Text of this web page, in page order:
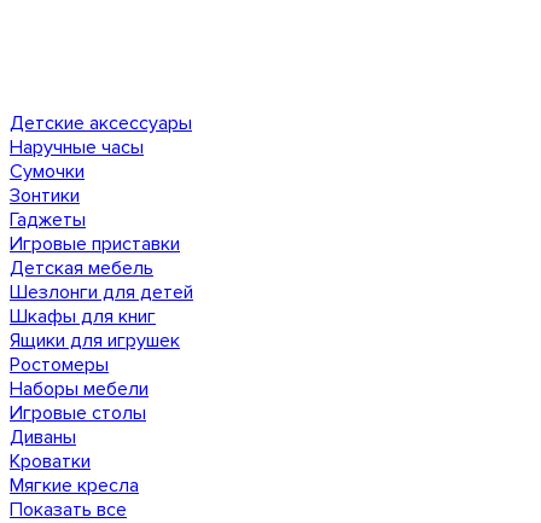
Детские аксессуары
Наручные часы
Сумочки
Зонтики
Гаджеты
Игровые приставки
Детская мебель
Шезлонги для детей
Шкафы для книг
Ящики для игрушек
Ростомеры
Наборы мебели
Игровые столы
Диваны
Кроватки
Мягкие кресла
Показать все